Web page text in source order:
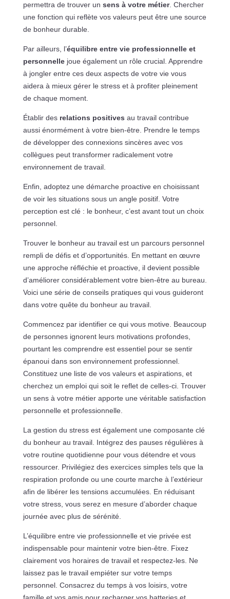
permettra de trouver un sens à votre métier. Chercher
une fonction qui reflète vos valeurs peut être une source
de bonheur durable.
Par ailleurs, l’équilibre entre vie professionnelle et
personnellejoue également un rôle crucial. Apprendre
à jongler entre ces deux aspects de votre vie vous
aidera à mieux gérer le stress et à profiter pleinement
de chaque moment.
Établir des relations positives au travail contribue
aussi énormément à votre bien-être. Prendre le temps
de développer des connexions sincères avec vos
collègues peut transformer radicalement votre
environnement de travail.
Enfin, adoptez une démarche proactive en choisissant
de voir les situations sous un angle positif. Votre
perception est clé : le bonheur, c’est avant tout un choix
personnel.
Trouver le bonheur au travail est un parcours personnel
rempli de défis et d’opportunités. En mettant en œuvre
une approche réfléchie et proactive, il devient possible
d’améliorer considérablement votre bien-être au bureau.
Voici une série de conseils pratiques qui vous guideront
dans votre quête du bonheur au travail.
Commencez par identifier ce qui vous motive. Beaucoup
de personnes ignorent leurs motivations profondes,
pourtant les comprendre est essentiel pour se sentir
épanoui dans son environnement professionnel.
Constituez une liste de vos valeurs et aspirations, et
cherchez un emploi qui soit le reflet de celles-ci. Trouver
un sens à votre métier apporte une véritable satisfaction
personnelle et professionnelle.
La gestion du stress est également une composante clé
du bonheur au travail. Intégrez des pauses régulières à
votre routine quotidienne pour vous détendre et vous
ressourcer. Privilégiez des exercices simples tels que la
respiration profonde ou une courte marche à l’extérieur
afin de libérer les tensions accumulées. En réduisant
votre stress, vous serez en mesure d’aborder chaque
journée avec plus de sérénité.
L’équilibre entre vie professionnelle et vie privée est
indispensable pour maintenir votre bien-être. Fixez
clairement vos horaires de travail et respectez-les. Ne
laissez pas le travail empiéter sur votre temps
personnel. Consacrez du temps à vos loisirs, votre